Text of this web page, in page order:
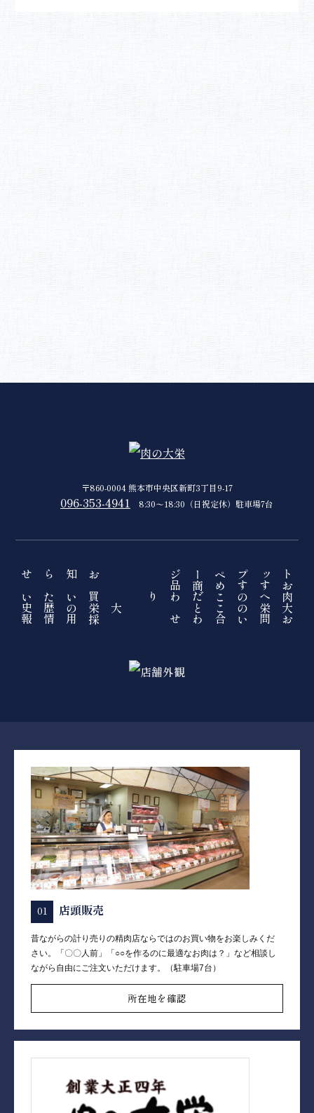
〒860-0004 熊本市中央区新町3丁目9-17
096-353-4941 8:30〜18:30（日祝定休）駐車場7台
トップページ
お知らせ
おすすめ商品
肉へのこだわり
買いたい
大栄のこと
大栄の歴史
お問い合わせ
採用情報
店頭販売
昔ながらの計り売りの精肉店ならではのお買い物をお楽しみくだ
さい。「〇〇人前」「○○を作るのに最適なお肉は？」など相談し
ながら自由にご注文いただけます。（駐車場7台）
所在地を確認